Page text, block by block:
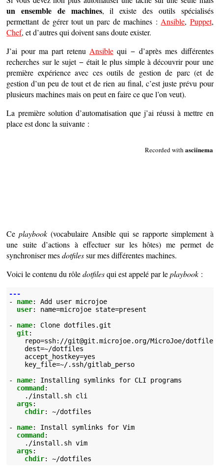
un ensemble de machines, il existe des outils spécialisés
permettant de gérer tout un parc de machines : Ansible, Puppet,
Chef, et d’autres qui doivent sans doute exister.
J’ai pour ma part retenu Ansible qui − d’après mes différentes
recherches sur le sujet − était le plus simple à découvrir pour une
première expérience avec ces outils de gestion de parc (et de
gestion d’un peu de tout et de rien au final, c’est juste prévu pour
plusieurs machines mais on peut en faire ce que l’on veut).
La première solution d’automatisation que j’ai réussi à mettre en
place est donc la suivante :
Ceplaybook (vocabulaire Ansible qui se rapporte simplement à
une suite d’actions à effectuer sur les hôtes) me permet de
synchroniser mesdotfilessur mes différentes machines.
Voici le contenu du rôledotfilesqui est appelé par leplaybook :
---
-
name:
Add user microjoe
user:
name=microjoe state=present
-
name:
Clone dotfiles.git
git:
repo=ssh://git@git.microjoe.org/MicroJoe/
dest=~/dotfiles
accept_hostkey=yes
key_file=~/.ssh/gitlab_perso
-
name:
Installing symlinks for CLI programs
command :
./install.sh cli
args:
chdir:
~/dotfiles
-
name:
Install symlinks for Vim
command :
./install.sh vim
args:
chdir: ~/dotfiles